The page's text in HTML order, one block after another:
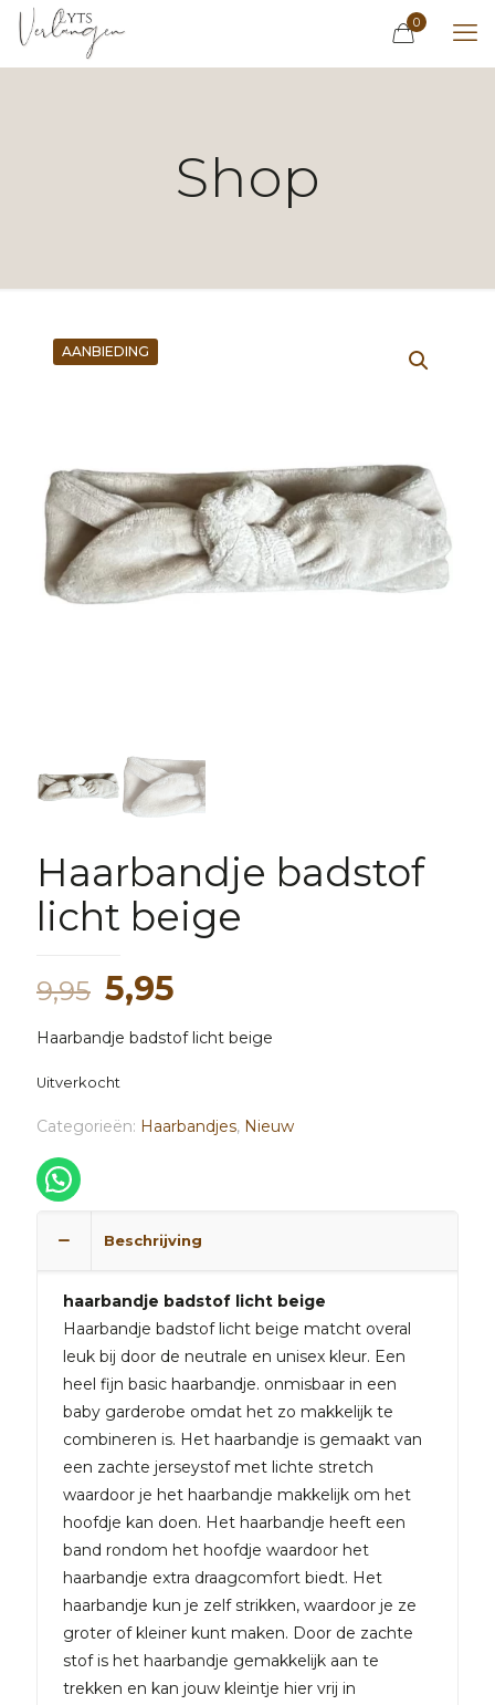
0
Shop
AANBIEDING
Haarbandje badstof
licht beige
9,95 Oorspronkelijke
prijs
was:
9,95.
5,95
prijs
is:
Haarbandje badstof licht beige
Uitverkocht
Categorieën: Haarbandjes, Nieuw
Beschrijving
haarbandje badstof licht beige
Haarbandje badstof licht beige matcht overal
leuk bij door de neutrale en unisex kleur. Een
heel fijn basic haarbandje. onmisbaar in een
baby garderobe omdat het zo makkelijk te
combineren is. Het haarbandje is gemaakt van
een zachte jerseystof met lichte stretch
waardoor je het haarbandje makkelijk om het
hoofdje kan doen. Het haarbandje heeft een
band rondom het hoofdje waardoor het
haarbandje extra draagcomfort biedt. Het
haarbandje kun je zelf strikken, waardoor je ze
groter of kleiner kunt maken. Door de zachte
stof is het haarbandje gemakkelijk aan te
trekken en kan jouw kleintje hier vrij in